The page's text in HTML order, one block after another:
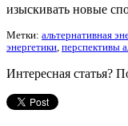
изыскивать новые
Метки: альтернативная
энергетики, перспективы
Интересная статья?